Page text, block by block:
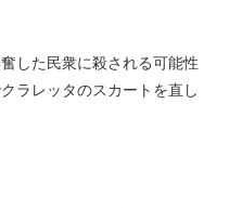
した民衆に殺される可能性
ラレッタのスカートを直し